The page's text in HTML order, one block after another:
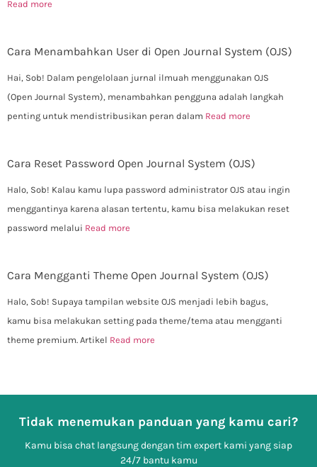
Read more
Cara Menambahkan User di Open Journal System (OJS)
Hai, Sob! Dalam pengelolaan jurnal ilmuah menggunakan OJS
(Open Journal System), menambahkan pengguna adalah langkah
penting untuk mendistribusikan peran dalam Read more
Cara Reset Password Open Journal System (OJS)
Halo, Sob! Kalau kamu lupa password administrator OJS atau ingin
menggantinya karena alasan tertentu, kamu bisa melakukan reset
password melalui Read more
Cara Mengganti Theme Open Journal System (OJS)
Halo, Sob! Supaya tampilan website OJS menjadi lebih bagus,
kamu bisa melakukan setting pada theme/tema atau mengganti
theme premium. Artikel Read more
Tidak menemukan panduan yang kamu cari?
Kamu bisa chat langsung dengan tim expert kami yang siap
24/7 bantu kamu